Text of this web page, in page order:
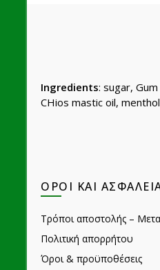
Ingredients: sugar,
CHios mastic oil,
ΌΡΟΙ ΚΑΙ
Τρόποι αποστολής –
Πολιτική απορρήτου
Όροι & προϋποθέσεις